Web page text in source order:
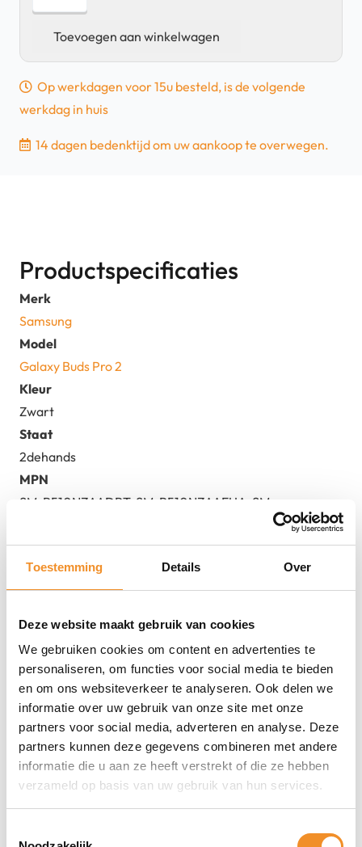
Toestemming Details Over
Deze website maakt gebruik van cookies
We gebruiken cookies om content en advertenties te
personaliseren, om functies voor social media te bieden
en om ons websiteverkeer te analyseren. Ook delen we
informatie over uw gebruik van onze site met onze
partners voor social media, adverteren en analyse. Deze
partners kunnen deze gegevens combineren met andere
informatie die u aan ze heeft verstrekt of die ze hebben
verzameld op basis van uw gebruik van hun services.
Galaxy
Buds2
Rechter
Oortje
-
Toevoegen aan winkelwagen
Op werkdagen voor 15u besteld, is de volgende
werkdag in huis
14 dagen bedenktijd om uw aankoop te overwegen.
Productspecificaties
Merk
Samsung
Model
Galaxy Buds Pro 2
Kleur
Zwart
Staat
2dehands
MPN
SM-R510NZAADBT, SM-R510NZAAEUA, SM-
R510NZAAEUB, SM-R510NZAAEUC, SM-R510NZAAEUE,
SM-R510NZAAITV, SM-R510NZAAPHE, SM-
R510NZAAXEF
EAN
8806094521139, 8806094530957